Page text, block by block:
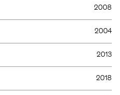
2008
2004
2013
2018